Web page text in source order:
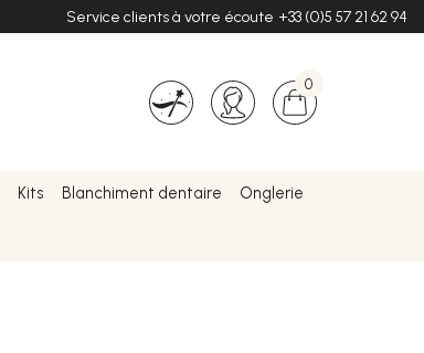
Service clients à votre écoute +33 (0)5 57 21 62 94
0
Kits Blanchiment dentaire Onglerie